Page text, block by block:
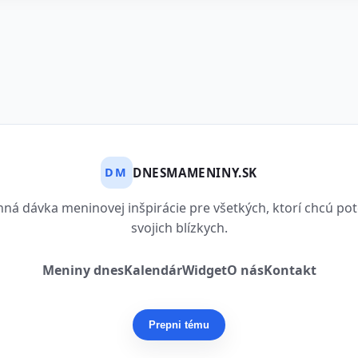
DM DNESMAMENINY.SK
dávka meninovej inšpirácie pre všetkých, ktorí chcú
svojich blízkych.
Meniny dnesKalendárWidgetO násKontakt
Prepni tému